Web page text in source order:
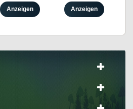
Anzeigen Anzeigen